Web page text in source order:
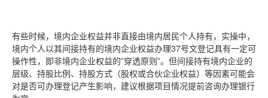
有些时候，境内企业权益并非直接由境内居民个人持有，实操中，
境内个人以其间接持有的境内企业权益办理37号文登记具有一定可
操作性，即非境内企业权益的”穿透原则”。但间接持有境内企业的
层级、持股比例、持股方式（股权或合伙企业权益）等因素可能会
对是否可办理登记产生影响，建议根据项目情况提前咨询办理银行